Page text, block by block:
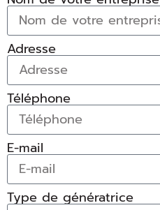
Adresse
Téléphone
E-mail
Type de génératrice